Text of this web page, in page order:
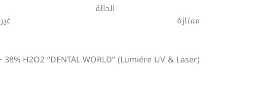
الحالة
ممتازة
38% H2O2 “DENTAL WORLD” (Lumiére UV & Laser)